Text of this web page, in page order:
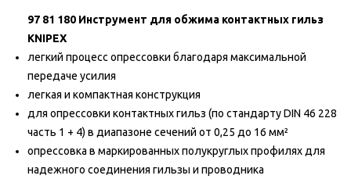
97 81 180 Инструмент для обжима контактных гильз
KNIPEX
легкий процесс опрессовки благодаря максимальной
передаче усилия
легкая и компактная конструкция
для опрессовки контактных гильз (по стандарту DIN 46 228
часть 1 + 4) в диапазоне сечений от 0,25 до 16 мм²
опрессовка в маркированных полукруглых профилях для
надежного соединения гильзы и проводника